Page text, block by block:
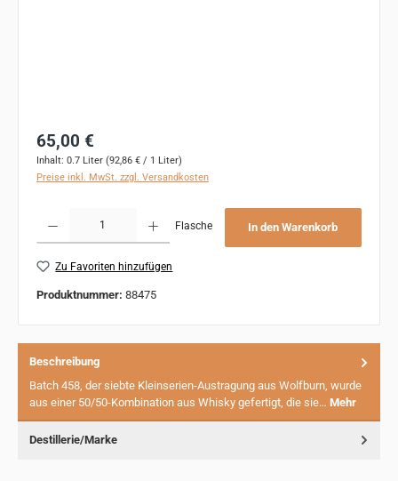
Regulärer Preis:
65,00 €
Inhalt: 0.7 Liter (92,86 € / 1 Liter)
Preise inkl. MwSt. zzgl. Versandkosten
Flasche In den Warenkorb
Zu Favoriten hinzufügen
Produktnummer: 88475
Beschreibung
Batch 458, der siebte Kleinserien-Austragung aus Wolfburn, wurde
aus einer 50/50-Kombination aus Whisky gefertigt, die sie… Mehr
Destillerie/Marke